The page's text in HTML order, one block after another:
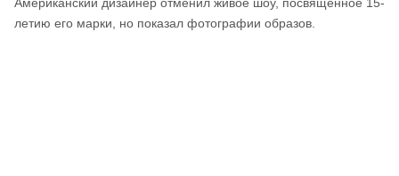
летию его марки, но показал фотографии образов.